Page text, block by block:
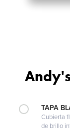
TAPA
Cubierta
de brillo